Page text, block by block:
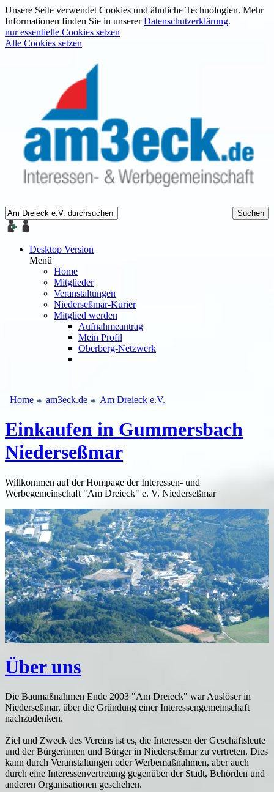
Unsere Seite verwendet Cookies und ähnliche Technologien. Mehr
Informationen finden Sie in unsererDatenschutzerklärung.
nur essentielle Cookies setzen
Alle Cookies setzen
Desktop Version
Menü
Home
Mitglieder
Veranstaltungen
Niederseßmar-Kurier
Mitglied werden
Aufnahmeantrag
Mein Profil
Oberberg-Netzwerk
Interessen- und
Werbegemeinschaft
Home am3eck.de Am Dreieck e.V.
Einkaufen in Gummersbach
Niederseßmar
Willkommen auf der Hompage der Interessen- und
Werbegemeinschaft "Am Dreieck" e. V. Niederseßmar
Über uns
Die Baumaßnahmen Ende 2003 "Am Dreieck" war Auslöser in
Niederseßmar, über die Gründung einer Interessengemeinschaft
nachzudenken.
Ziel und Zweck des Vereins ist es, die Interessen der Geschäftsleute
und der Bürgerinnen und Bürger in Niederseßmar zu vertreten. Dies
kann durch Veranstaltungen oder Werbemaßnahmen, aber auch
durch eine Interessenvertretung gegenüber der Stadt, Behörden und
anderen Organisationen geschehen.